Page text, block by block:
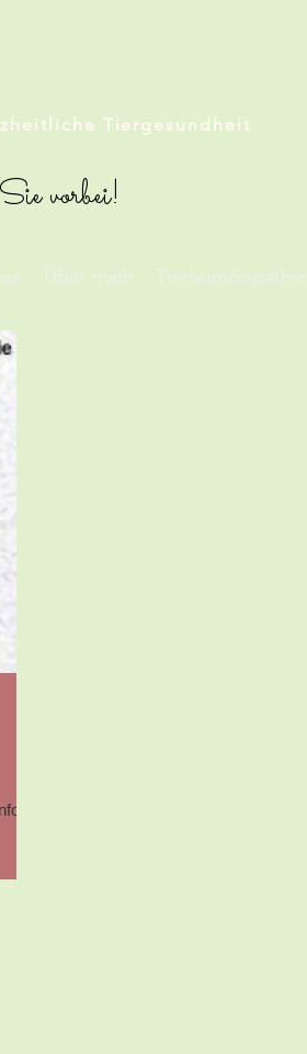
Tiergesundheit
vorbei!
Über mich Tierhomöopathie